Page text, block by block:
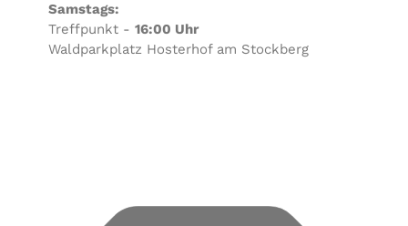
Samstags:
Treffpunkt - 16:00 Uhr
Waldparkplatz Hosterhof am Stockberg